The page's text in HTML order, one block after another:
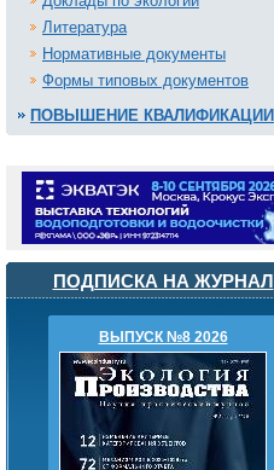
Литература
Нормативные документы
Формы типовых документов
ПОВЫШЕНИЕ КВАЛИФИКАЦИИ
ПОДПИСКА НА ЖУРНАЛ
ВЫПУСК №8 2026